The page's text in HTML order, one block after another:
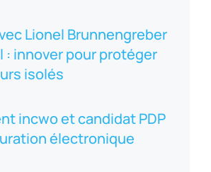
Lionel Brunnengreber
: innover pour protéger
isolés
incwo et candidat PDP
électronique